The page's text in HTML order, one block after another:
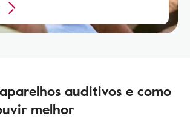
auditivos e como
melhor